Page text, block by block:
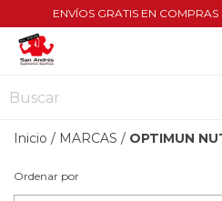
ENVÍOS GRATIS EN
Inicio / MARCAS / OPTIMUN
Ordenar por